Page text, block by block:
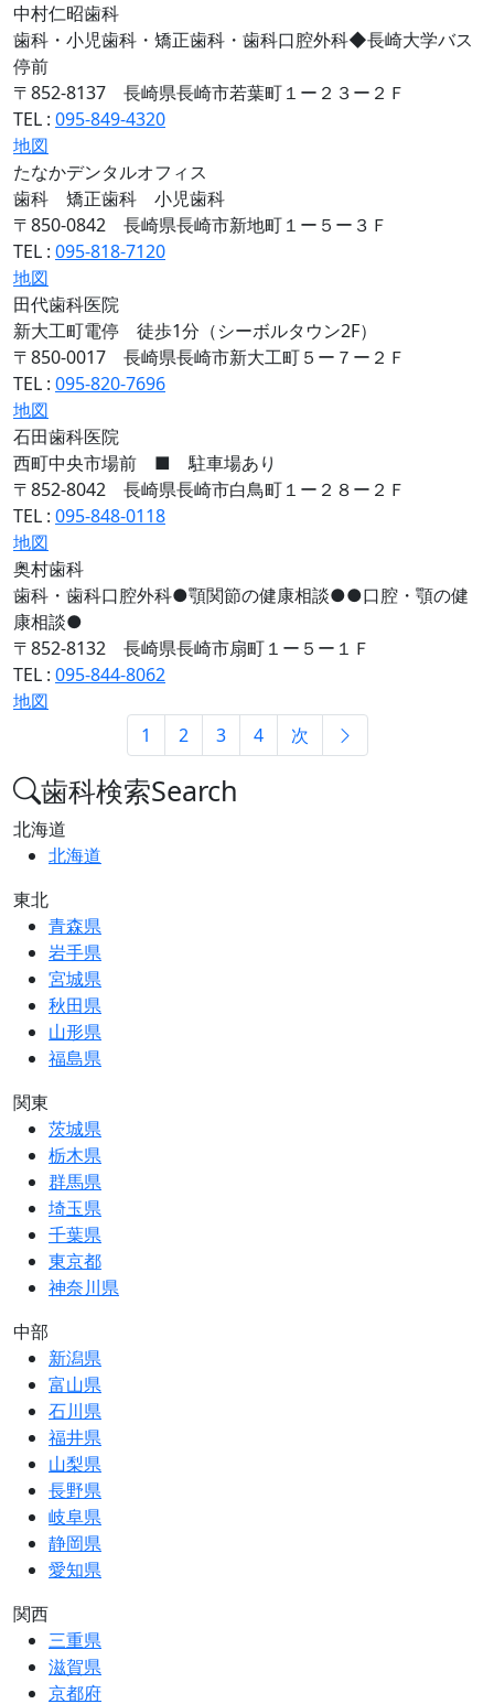
中村仁昭歯科
歯科・小児歯科・矯正歯科・歯科口腔外科◆長崎大学バス
停前
〒852-8137 長崎県長崎市若葉町１ー２３ー２Ｆ
TEL : 095-849-4320
地図
たなかデンタルオフィス
歯科 矯正歯科 小児歯科
〒850-0842 長崎県長崎市新地町１ー５ー３Ｆ
TEL : 095-818-7120
地図
田代歯科医院
新大工町電停 徒歩1分（シーボルタウン2F）
〒850-0017 長崎県長崎市新大工町５ー７ー２Ｆ
TEL : 095-820-7696
地図
石田歯科医院
西町中央市場前 ■ 駐車場あり
〒852-8042 長崎県長崎市白鳥町１ー２８ー２Ｆ
TEL : 095-848-0118
地図
奥村歯科
歯科・歯科口腔外科●顎関節の健康相談●●口腔・顎の健
康相談●
〒852-8132 長崎県長崎市扇町１ー５ー１Ｆ
TEL : 095-844-8062
地図
1
2 3 4 次
歯科検索Search
北海道
北海道
東北
青森県
岩手県
宮城県
秋田県
山形県
福島県
関東
茨城県
栃木県
群馬県
埼玉県
千葉県
東京都
神奈川県
中部
新潟県
富山県
石川県
福井県
山梨県
長野県
岐阜県
静岡県
愛知県
関西
三重県
滋賀県
京都府